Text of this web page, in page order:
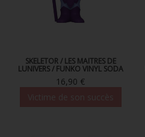
SKELETOR / LES MAITRES DE
LUNIVERS / FUNKO VINYL SODA
16,90 €